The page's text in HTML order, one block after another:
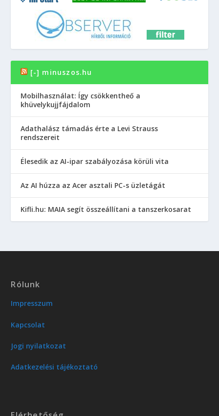
[-] minuszos.hu
Mobilhasználat: Így csökkentheő a
khüvelykujjfájdalom
Adathalász támadás érte a Levi Strauss
rendszereit
Élesedik az AI-ipar szabályozása körüli vita
Az AI húzza az Acer asztali PC-s üzletágát
Kifli.hu: MAIA segít összeállítani a tanszerkosarat
Rólunk
Impresszum
Kapcsolat
Jogi nyilatkozat
Adatkezelési tájékoztató